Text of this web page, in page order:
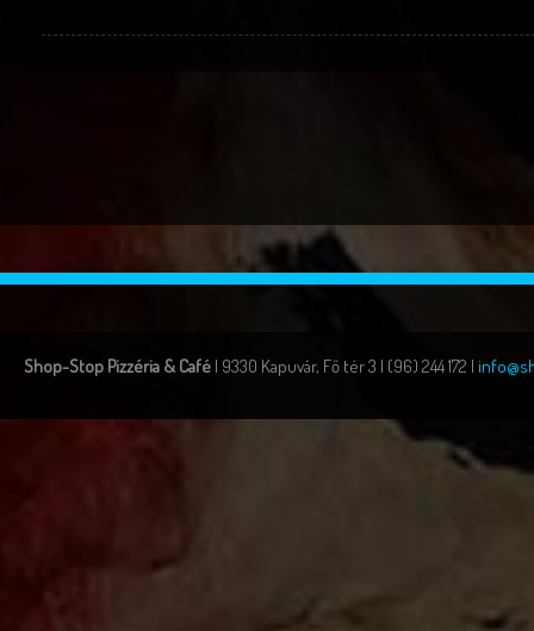
Shop-Stop Pizzéria & Café | 9330 Kapuvár, Fő tér 3 | (96) 244 172 |